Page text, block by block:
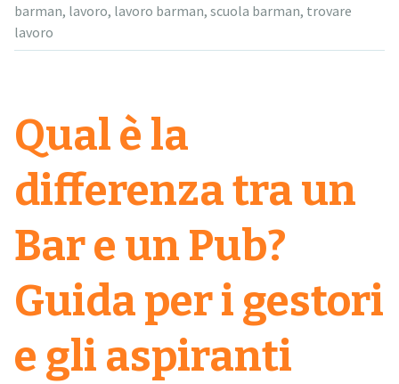
barman, lavoro, lavoro barman, scuola barman, trovare
lavoro
Qual è la
differenza tra un
Bar e un Pub?
Guida per i gestori
e gli aspiranti